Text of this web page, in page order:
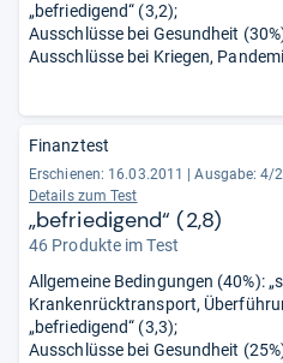
„befriedigend“ (3,2);
Ausschlüsse bei Gesundheit
Ausschlüsse bei Kriegen,
Finanztest
Erschienen: 16.03.2011
Ausgabe: 4/
Details zum Test
„befriedigend“ (2,8)
46 Produkte im Test
Allgemeine Bedingungen (40%):
Krankenrücktransport,
„befriedigend“ (3,3);
Ausschlüsse bei Gesundheit